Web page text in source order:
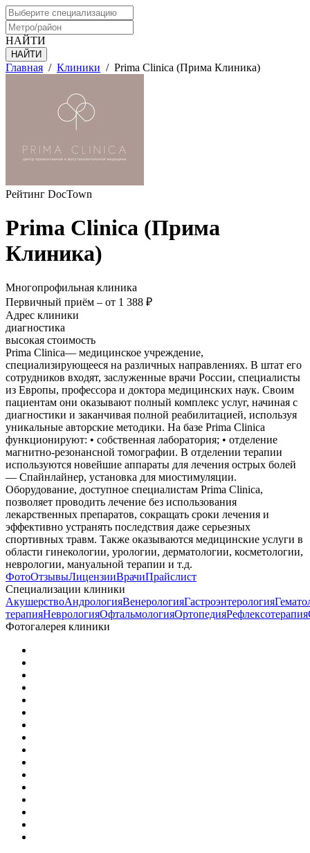
НАЙТИ
Главная / Клиники / Prima Clinica (Прима Клиника)
Рейтинг DocTown
Prima Clinica (Прима
Клиника)
Многопрофильная клиника
Первичный приём – от 1 388 ₽
Адрес клиники
диагностика
высокая стоимость
Prima Clinica— медицинское учреждение,
специализирующееся на различных направлениях. В штат его
сотрудников входят, заслуженные врачи России, специалисты
из Европы, профессора и доктора медицинских наук. Своим
пациентам они оказывают полный комплекс услуг, начиная с
диагностики и заканчивая полной реабилитацией, используя
уникальные авторские методики. На базе Prima Clinica
функционируют: • собственная лаборатория; • отделение
магнитно-резонансной томографии. В отделении терапии
используются новейшие аппараты для лечения острых болей
— Спайнлайнер, установка для миостимуляции.
Оборудование, доступное специалистам Prima Clinica,
позволяет проводить лечение без использования
лекарственных препаратов, сокращать сроки лечения и
эффективно устранять последствия даже серьезных
спортивных травм. Также оказываются медицинские услуги в
области гинекологии, урологии, дерматологии, косметологии,
неврологии, мануальной терапии и т.д.
ФотоОтзывыЛицензииВрачиПрайслист
Специализации клиники
АкушерствоАндрологияВенерологияГастроэнтерология
терапияНеврологияОфтальмологияОртопедияРефлексотерапия
Фотогалерея клиники